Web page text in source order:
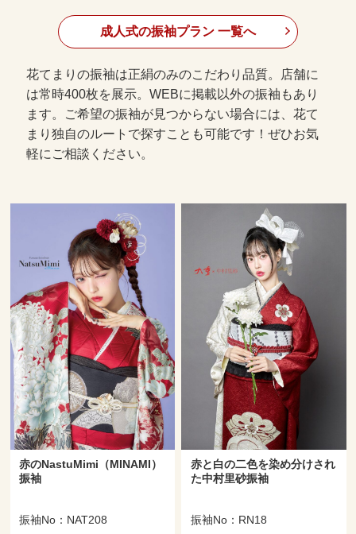
成人式の振袖プラン 一覧へ
花てまりの振袖は正絹のみのこだわり品質。店舗に
は常時400枚を展示。WEBに掲載以外の振袖もあり
ます。ご希望の振袖が見つからない場合には、花て
まり独自のルートで探すことも可能です！ぜひお気
軽にご相談ください。
赤のNastuMimi（MINAMI）
振袖
振袖No：NAT208
赤と白の二色を染め分けされ
た中村里砂振袖
振袖No：RN18